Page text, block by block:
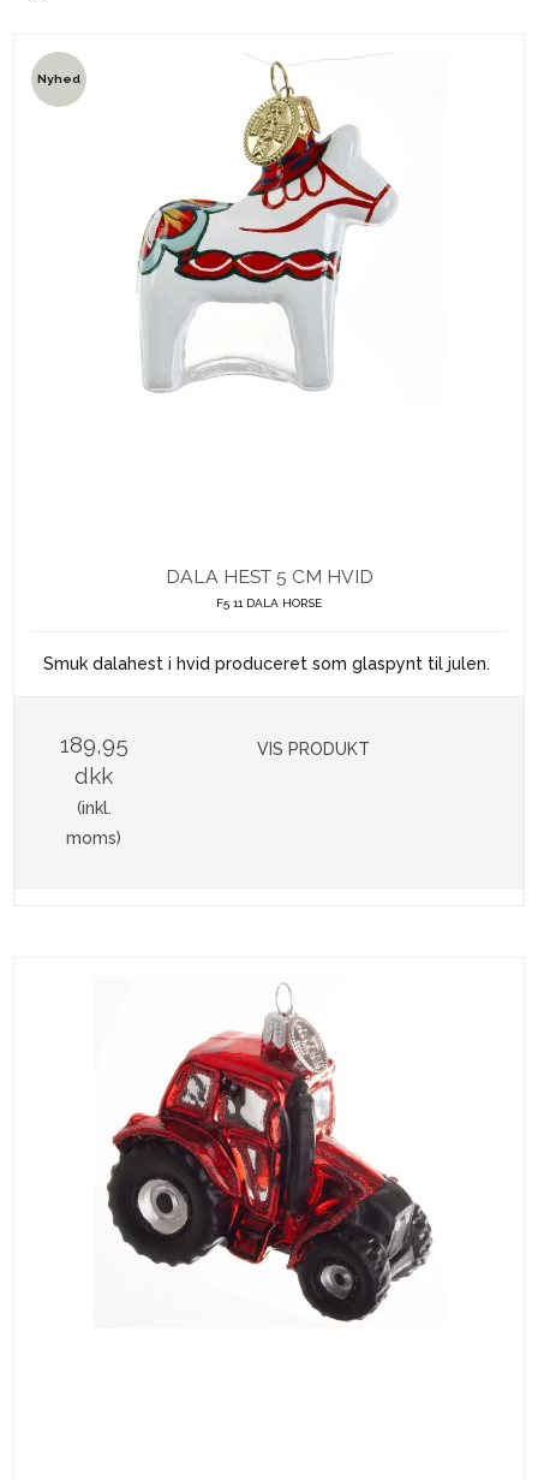
Nyhed
DALA HEST 5 CM HVID
F5 11 DALA HORSE
Smuk dalahest i hvid produceret som glaspynt til julen.
189,95
dkk
(inkl.
moms)
VIS PRODUKT